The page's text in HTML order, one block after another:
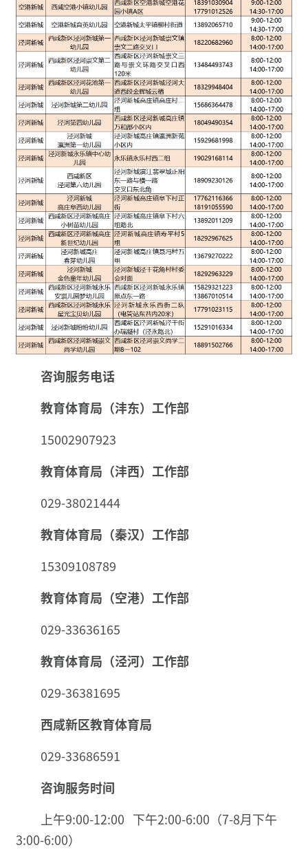
咨询服务电话
教育体育局（沣东）工作部
15002907923
教育体育局（沣西）工作部
029-38021444
教育体育局（秦汉）工作部
15309108789
教育体育局（空港）工作部
029-33636165
教育体育局（泾河）工作部
029-36381695
西咸新区教育体育局
029-33686591
咨询服务时间
上午9:00-12:00 下午2:00-6:00 （7-8月下午
3:00-6:00）